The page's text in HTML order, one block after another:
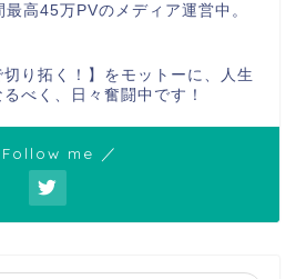
高45万PVのメディア運営中。
切り拓く！】をモットーに、人生
べく、日々奮闘中です！
Follow me ／